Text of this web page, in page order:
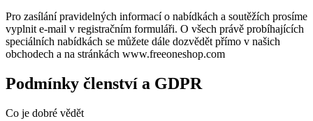
Pro zasílání pravidelných informací o nabídkách a soutěžích prosíme
vyplnit e-mail v registračním formuláři. O všech právě probíhajících
speciálních nabídkách se můžete dále dozvědět přímo v našich
obchodech a na stránkách www.freeoneshop.com
Podmínky členství a GDPR
Co je dobré vědět